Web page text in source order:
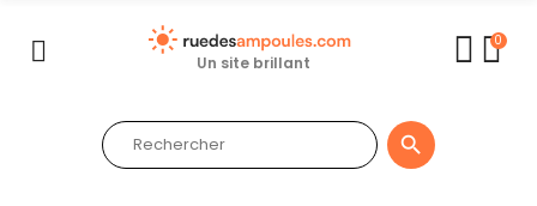
Un site brillant
0
